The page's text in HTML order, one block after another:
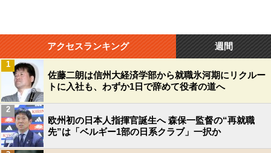
アクセスランキング 週間
佐藤二朗は信州大経済学部から就職氷河期にリクルー
トに入社も、わずか1日で辞めて役者の道へ
1
欧州初の日本人指揮官誕生へ 森保一監督の“再就職
先”は「ベルギー1部の日系クラブ」一択か
2